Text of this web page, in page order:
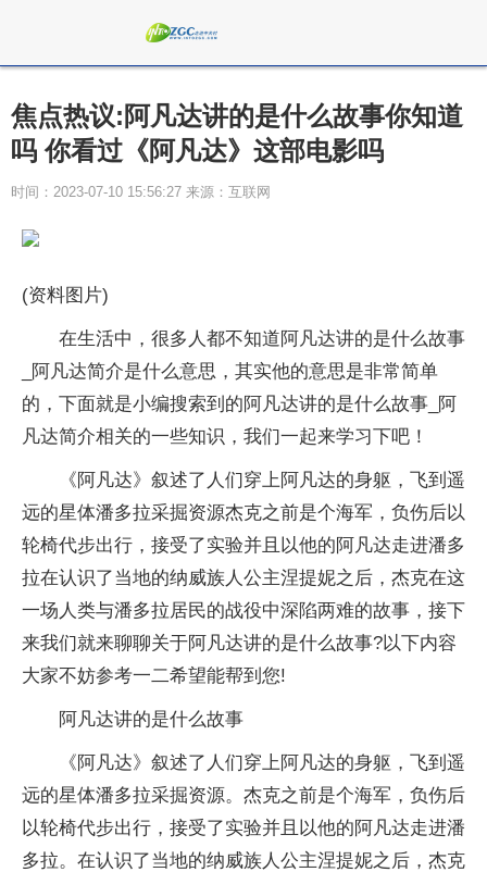
焦点热议:阿凡达讲的是什么故事你知道
吗 你看过《阿凡达》这部电影吗
时间：2023-07-10 15:56:27 来源：互联网
(资料图片)
在生活中，很多人都不知道阿凡达讲的是什么故事
_阿凡达简介是什么意思，其实他的意思是非常简单
的，下面就是小编搜索到的阿凡达讲的是什么故事_阿
凡达简介相关的一些知识，我们一起来学习下吧！
《阿凡达》叙述了人们穿上阿凡达的身躯，飞到遥
远的星体潘多拉采掘资源杰克之前是个海军，负伤后以
轮椅代步出行，接受了实验并且以他的阿凡达走进潘多
拉在认识了当地的纳威族人公主涅提妮之后，杰克在这
一场人类与潘多拉居民的战役中深陷两难的故事，接下
来我们就来聊聊关于阿凡达讲的是什么故事?以下内容
大家不妨参考一二希望能帮到您!
阿凡达讲的是什么故事
《阿凡达》叙述了人们穿上阿凡达的身躯，飞到遥
远的星体潘多拉采掘资源。杰克之前是个海军，负伤后
以轮椅代步出行，接受了实验并且以他的阿凡达走进潘
多拉。在认识了当地的纳威族人公主涅提妮之后，杰克